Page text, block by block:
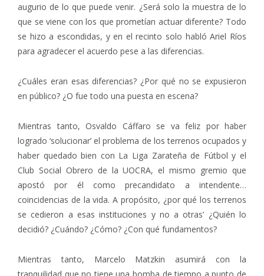
augurio de lo que puede venir. ¿Será solo la muestra de lo
que se viene con los que prometían actuar diferente? Todo
se hizo a escondidas, y en el recinto solo habló Ariel Ríos
para agradecer el acuerdo pese a las diferencias.
¿Cuáles eran esas diferencias? ¿Por qué no se expusieron
en público? ¿O fue todo una puesta en escena?
Mientras tanto, Osvaldo Cáffaro se va feliz por haber
logrado ‘solucionar’ el problema de los terrenos ocupados y
haber quedado bien con La Liga Zarateña de Fútbol y el
Club Social Obrero de la UOCRA, el mismo gremio que
apostó por él como precandidato a intendente…
coincidencias de la vida. A propósito, ¿por qué los terrenos
se cedieron a esas instituciones y no a otras’ ¿Quién lo
decidió? ¿Cuándo? ¿Cómo? ¿Con qué fundamentos?
Mientras tanto, Marcelo Matzkin asumirá con la